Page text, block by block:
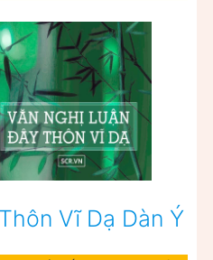
Vĩ Dạ Dàn Ý